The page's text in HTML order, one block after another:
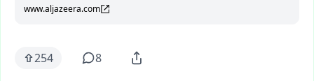
www.aljazeera.com
254 8